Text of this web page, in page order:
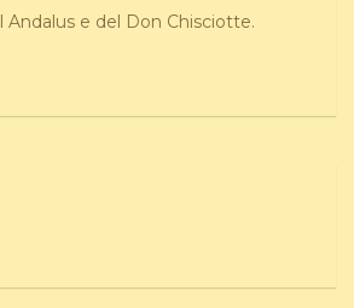
Andalus e del Don Chisciotte.